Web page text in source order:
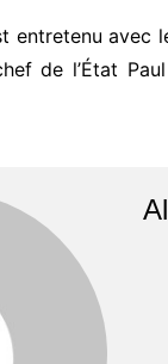
entretenu
de l’État